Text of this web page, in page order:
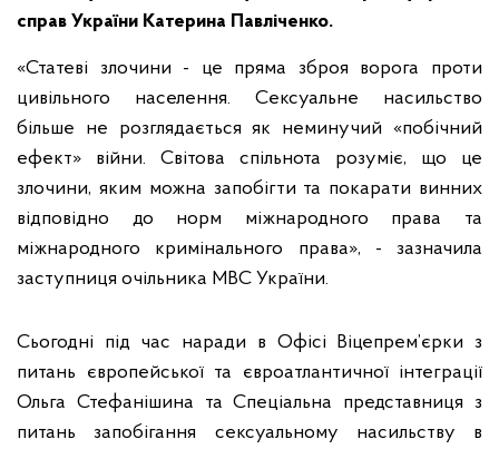
справ України Катерина Павліченко.
«Статеві злочини - це пряма зброя ворога проти
цивільного населення. Сексуальне насильство
більше не розглядається як неминучий «побічний
ефект» війни. Світова спільнота розуміє, що це
злочини, яким можна запобігти та покарати винних
відповідно до норм міжнародного права та
міжнародного кримінального права», - зазначила
заступниця очільника МВС України.
Сьогодні під час наради в Офісі Віцепрем’єрки з
питань європейської та євроатлантичної інтеграції
Ольга Стефанішина та Спеціальна представниця з
питань запобігання сексуальному насильству в